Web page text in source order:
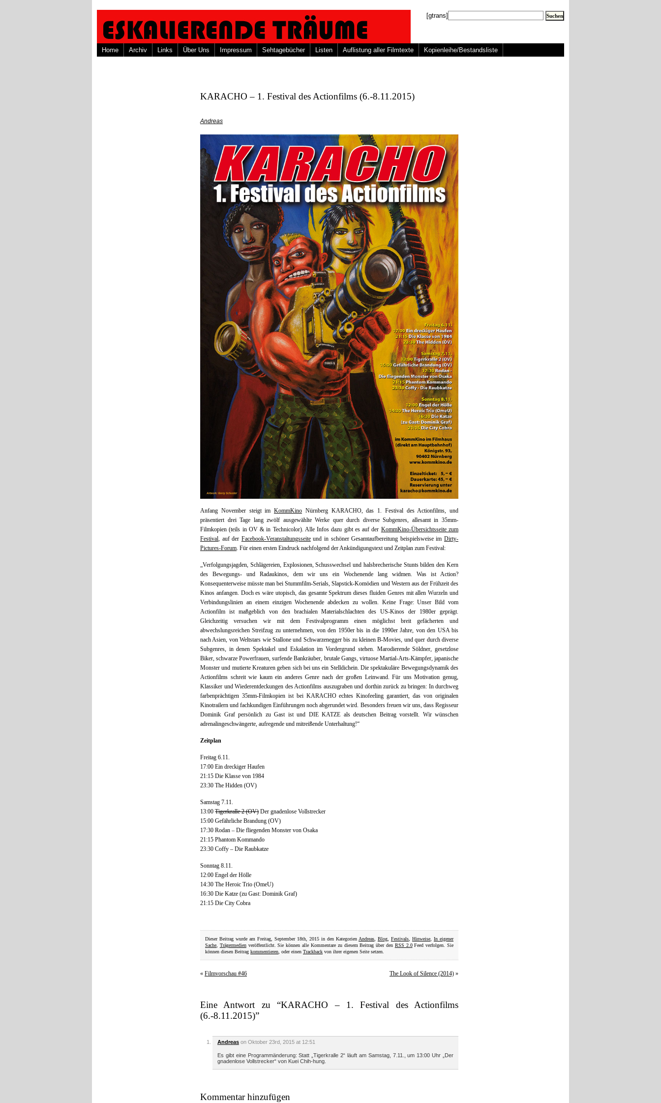
[gtrans]
Home Archiv Links Über Uns Impressum Sehtagebücher Listen Auflistung aller Filmtexte Kopienleihe/Bestandsliste
KARACHO – 1. Festival des Actionfilms (6.-8.11.2015)
Andreas
Anfang November steigt im KommKino Nürnberg KARACHO, das 1. Festival des Actionfilms, und
präsentiert drei Tage lang zwölf ausgewählte Werke quer durch diverse Subgenres, allesamt in 35mm-
Filmkopien (teils in OV & in Technicolor). Alle Infos dazu gibt es auf der KommKino-Übersichtsseite zum
Festival, auf der Facebook-Veranstaltungsseiteund in schöner Gesamtaufbereitung beispielsweise imDirty-
Pictures-Forum. Für einen ersten Eindruck nachfolgend der Ankündigungstext und Zeitplan zum Festival:
„Verfolgungsjagden, Schlägereien, Explosionen, Schusswechsel und halsbrecherische Stunts bilden den Kern
des Bewegungs- und Radaukinos, dem wir uns ein Wochenende lang widmen. Was ist Action?
Konsequenterweise müsste man bei Stummfilm-Serials, Slapstick-Komödien und Western aus der Frühzeit des
Kinos anfangen. Doch es wäre utopisch, das gesamte Spektrum dieses fluiden Genres mit allen Wurzeln und
Verbindungslinien an einem einzigen Wochenende abdecken zu wollen. Keine Frage: Unser Bild vom
Actionfilm ist maßgeblich von den brachialen Materialschlachten des US-Kinos der 1980er geprägt.
Gleichzeitig versuchen wir mit dem Festivalprogramm einen möglichst breit gefächerten und
abwechslungsreichen Streifzug zu unternehmen, von den 1950er bis in die 1990er Jahre, von den USA bis
nach Asien, von Weltstars wie Stallone und Schwarzenegger bis zu kleinen B-Movies, und quer durch diverse
Subgenres, in denen Spektakel und Eskalation im Vordergrund stehen. Marodierende Söldner, gesetzlose
Biker, schwarze Powerfrauen, surfende Bankräuber, brutale Gangs, virtuose Martial-Arts-Kämpfer, japanische
Monster und mutierte Kreaturen geben sich bei uns ein Stelldichein. Die spektakuläre Bewegungsdynamik des
Actionfilms schreit wie kaum ein anderes Genre nach der großen Leinwand. Für uns Motivation genug,
Klassiker und Wiederentdeckungen des Actionfilms auszugraben und dorthin zurück zu bringen: In durchweg
farbenprächtigen 35mm-Filmkopien ist bei KARACHO echtes Kinofeeling garantiert, das von originalen
Kinotrailern und fachkundigen Einführungen noch abgerundet wird. Besonders freuen wir uns, dass Regisseur
Dominik Graf persönlich zu Gast ist und DIE KATZE als deutschen Beitrag vorstellt. Wir wünschen
adrenalingeschwängerte, aufregende und mitreißende Unterhaltung!“
Zeitplan
Freitag 6.11.
17:00 Ein dreckiger Haufen
21:15 Die Klasse von 1984
23:30 The Hidden (OV)
Samstag 7.11.
13:00 Tigerkralle 2 (OV) Der gnadenlose Vollstrecker
15:00 Gefährliche Brandung (OV)
17:30 Rodan – Die fliegenden Monster von Osaka
21:15 Phantom Kommando
23:30 Coffy – Die Raubkatze
Sonntag 8.11.
12:00 Engel der Hölle
14:30 The Heroic Trio (OmeU)
16:30 Die Katze (zu Gast: Dominik Graf)
21:15 Die City Cobra
Dieser Beitrag wurde am Freitag, September 18th, 2015 in den Kategorien Andreas Blog Festivals Hinweise
In eigener
Sache
Trägermedienveröffentlicht. Sie können alle Kommentare zu diesem Beitrag über den RSS 2.0Feed verfolgen. Sie
können diesen Beitrag kommentieren , oder einen Trackback von ihrer eigenen Seite setzen.
« Filmvorschau #46 The Look of Silence (2014) »
Eine Antwort zu “KARACHO – 1. Festival des Actionfilms
(6.-8.11.2015)”
Andreas on Oktober 23rd, 2015 at 12:51
Es gibt eine Programmänderung: Statt „Tigerkralle 2“ läuft am Samstag, 7.11., um 13:00 Uhr „Der
gnadenlose Vollstrecker“ von Kuei Chih-hung.
Kommentar hinzufügen